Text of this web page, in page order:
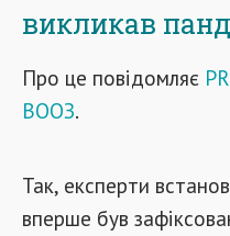
викликав
Про це повідомляє
ВООЗ.
Так, експерти
вперше був